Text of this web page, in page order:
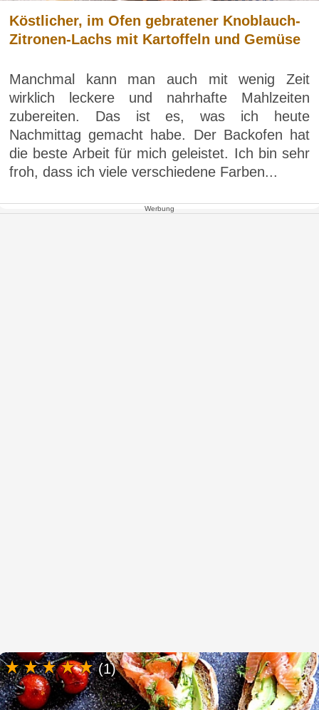
Köstlicher, im Ofen gebratener Knoblauch-
Zitronen-Lachs mit Kartoffeln und Gemüse
Manchmal kann man auch mit wenig Zeit
wirklich leckere und nahrhafte Mahlzeiten
zubereiten. Das ist es, was ich heute
Nachmittag gemacht habe. Der Backofen hat
die beste Arbeit für mich geleistet. Ich bin sehr
froh, dass ich viele verschiedene Farben...
Werbung
(1)